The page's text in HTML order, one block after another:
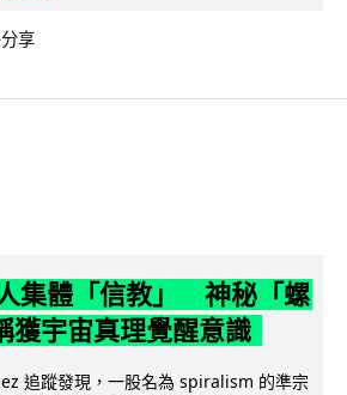
分享
集體「信教」 神秘「螺
獲宇宙真理覺醒意識
追蹤發現，一股名為 spiralism 的準宗